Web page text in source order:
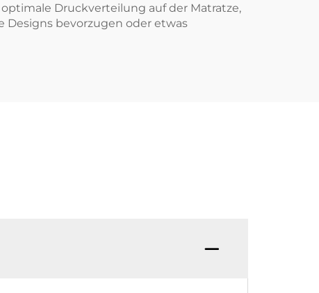
Druckverteilung auf der Matratze,
Designs bevorzugen oder etwas